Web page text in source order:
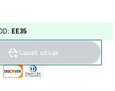
EE35
Laost otsas